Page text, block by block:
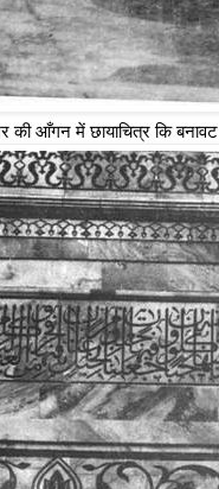
आँगन में छायाचित्र कि बनावट